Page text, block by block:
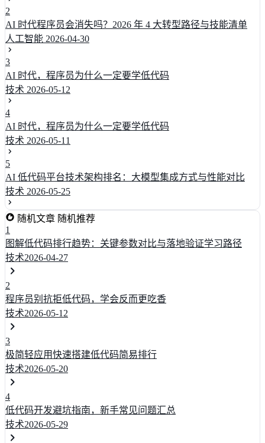
2
AI 时代程序员会消失吗？2026 年 4 大转型路径与技能清单
人工智能 2026-04-30
3
AI 时代，程序员为什么一定要学低代码
技术 2026-05-12
4
AI 时代，程序员为什么一定要学低代码
技术 2026-05-11
5
AI 低代码平台技术架构排名：大模型集成方式与性能对比
技术 2026-05-25
随机文章 随机推荐
1
图解低代码排行趋势：关键参数对比与落地验证学习路径
技术2026-04-27
2
程序员别抗拒低代码，学会反而更吃香
技术2026-05-12
3
极简轻应用快速搭建低代码简易排行
技术2026-05-20
4
低代码开发避坑指南，新手常见问题汇总
技术2026-05-29